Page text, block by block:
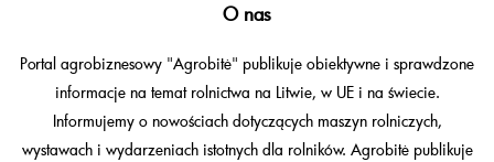
O nas
Portal agrobiznesowy "Agrobitė" publikuje obiektywne i sprawdzone
informacje na temat rolnictwa na Litwie, w UE i na świecie.
Informujemy o nowościach dotyczących maszyn rolniczych,
wystawach i wydarzeniach istotnych dla rolników. Agrobitė publikuje